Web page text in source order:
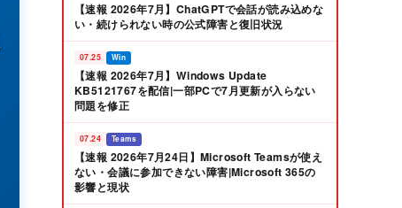
【速報 2026年7月】ChatGPTで会話が読み込めな
い・続けられない時の公式障害と復旧状況
07.25 Win
【速報 2026年7月】Windows Update
KB5121767を配信|一部PCで7月更新が入らない
問題を修正
07.24 Teams
【速報 2026年7月24日】Microsoft Teamsが使え
ない・会議に参加できない障害|Microsoft 365の
影響と現状